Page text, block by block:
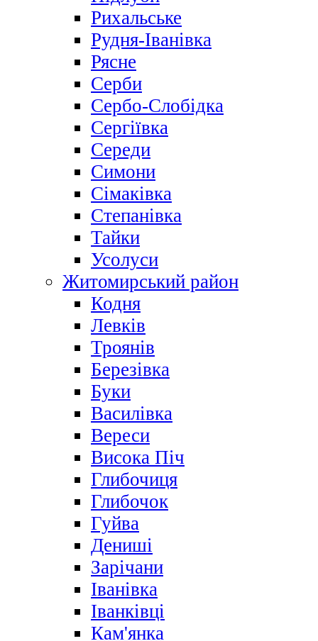
Рихальське
Рудня-Іванівка
Рясне
Серби
Сербо-Слобідка
Сергіївка
Середи
Симони
Сімаківка
Степанівка
Тайки
Усолуси
Житомирський район
Кодня
Левків
Троянів
Березівка
Буки
Василівка
Вереси
Висока Піч
Глибочиця
Глибочок
Гуйва
Дениші
Зарічани
Іванівка
Іванківці
Кам'янка